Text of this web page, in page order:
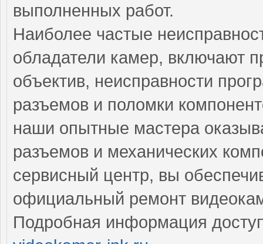
выполненных работ.
Наиболее частые
обладатели камер, включают
объектив, неисправности
разъемов и поломки
наши опытные мастера
разъемов и механических
сервисный центр, вы
официальный ремонт
Подробная информация